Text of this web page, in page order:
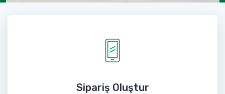
Sipariş Oluştur